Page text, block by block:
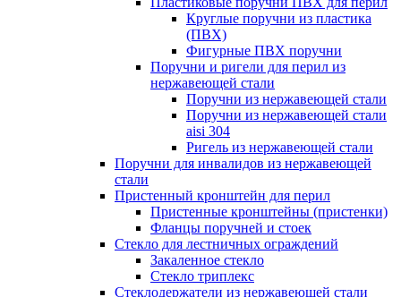
Круглые поручни из пластика
(ПВХ)
Фигурные ПВХ поручни
Поручни и ригели для перил из
нержавеющей стали
Поручни из нержавеющей стали
Поручни из нержавеющей стали
aisi 304
Ригель из нержавеющей стали
Поручни для инвалидов из нержавеющей
стали
Пристенный кронштейн для перил
Пристенные кронштейны (пристенки)
Фланцы поручней и стоек
Стекло для лестничных ограждений
Закаленное стекло
Стекло триплекс
Стеклодержатели из нержавеющей стали